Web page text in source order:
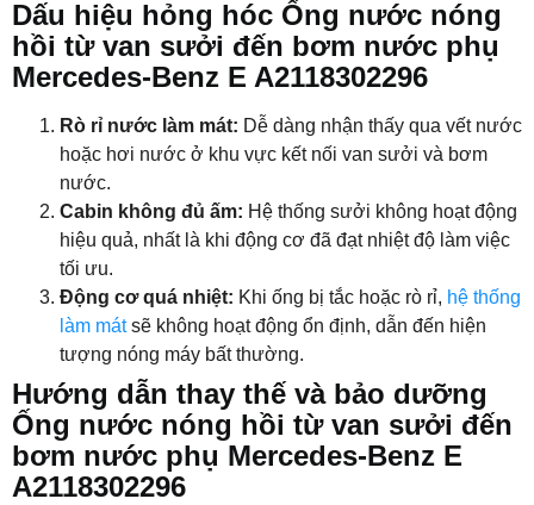
Dấu hiệu hỏng hóc Ống nước nóng
hồi từ van sưởi đến bơm nước phụ
Mercedes-Benz E A2118302296
Rò rỉ nước làm mát: Dễ dàng nhận thấy qua vết nước
hoặc hơi nước ở khu vực kết nối van sưởi và bơm
nước.
Cabin không đủ ấm: Hệ thống sưởi không hoạt động
hiệu quả, nhất là khi động cơ đã đạt nhiệt độ làm việc
tối ưu.
Động cơ quá nhiệt: Khi ống bị tắc hoặc rò rỉ, hệ thống
làm mátsẽ không hoạt động ổn định, dẫn đến hiện
tượng nóng máy bất thường.
Hướng dẫn thay thế và bảo dưỡng
Ống nước nóng hồi từ van sưởi đến
bơm nước phụ Mercedes-Benz E
A2118302296